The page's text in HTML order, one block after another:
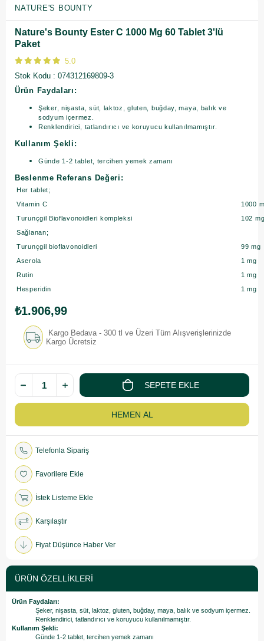
NATURE'S BOUNTY
Nature's Bounty Ester C 1000 Mg 60 Tablet 3'lü
Paket
5.0
Stok Kodu
074312169809-3
Ürün Faydaları:
Şeker, nişasta, süt, laktoz, gluten, buğday, maya, balık ve
sodyum içermez.
Renklendirici, tatlandırıcı ve koruyucu kullanılmamıştır.
Kullanım Şekli:
Günde 1-2 tablet, tercihen yemek zamanı
Beslenme Referans Değeri:
Her tablet;
Vitamin C
1000
Turunçgil Bioflavonoidleri kompleksi
102
Sağlanan;
Turunçgil bioflavonoidleri
99 mg
Aserola
1 mg
Rutin
1 mg
Hesperidin
1 mg
₺1.906,99
Kargo Bedava - 300 tl ve Üzeri Tüm Alışverişlerinizde
Kargo Ücretsiz
Telefonla Sipariş
Favorilere Ekle
İstek Listeme Ekle
Karşılaştır
Fiyat Düşünce Haber Ver
ÜRÜN ÖZELLIKLERI
Ürün Faydaları:
Şeker, nişasta, süt, laktoz, gluten, buğday, maya, balık ve sodyum içermez.
Renklendirici, tatlandırıcı ve koruyucu kullanılmamıştır.
Kullanım Şekli:
Günde 1-2 tablet, tercihen yemek zamanı